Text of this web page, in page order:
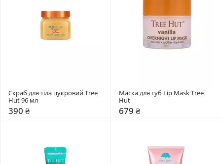
Скраб для тіла цукровий Tree
Hut 96 мл
390 ₴
Маска для губ Lip Mask Tree
Hut
679 ₴